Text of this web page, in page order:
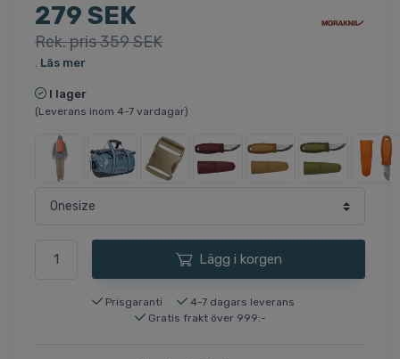
279 SEK
Rek. pris 359 SEK
. Läs mer
I lager
(Leverans inom 4-7 vardagar)
Lägg i korgen
Prisgaranti
4-7 dagars leverans
Gratis frakt över 999:-